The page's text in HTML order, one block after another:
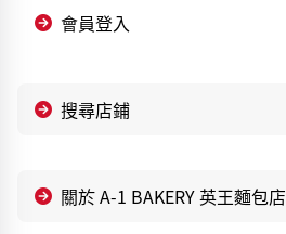
會員登入
搜尋店鋪
關於 A-1 BAKERY 英王麵包店